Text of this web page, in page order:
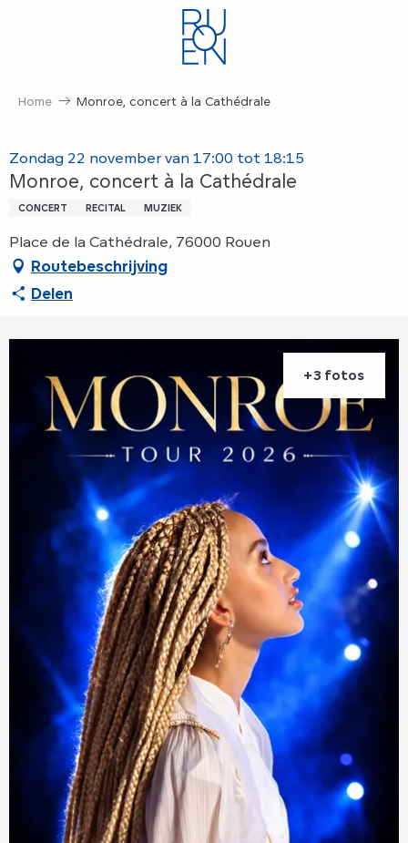
Home Monroe, concert à la Cathédrale
Zondag 22 november van 17:00 tot 18:15
Monroe, concert à la Cathédrale
CONCERT RECITAL MUZIEK
Place de la Cathédrale, 76000 Rouen
Routebeschrijving
Delen
+3 fotos